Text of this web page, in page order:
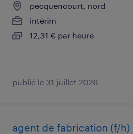
pecquencourt, nord
intérim
12,31 € par heure
publié le 31 juillet 2026
agent de fabrication (f/h)